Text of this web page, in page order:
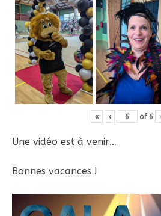
« ‹ of 6 ›
Une vidéo est à venir…
Bonnes vacances !